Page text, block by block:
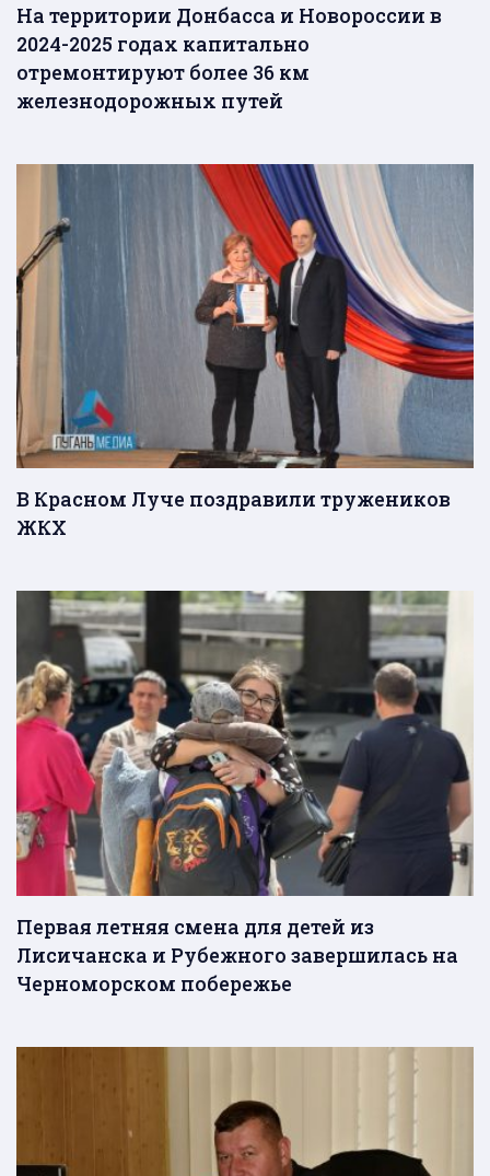
На территории Донбасса и Новороссии в
2024-2025 годах капитально
отремонтируют более 36 км
железнодорожных путей
В Красном Луче поздравили тружеников
ЖКХ
Первая летняя смена для детей из
Лисичанска и Рубежного завершилась на
Черноморском побережье